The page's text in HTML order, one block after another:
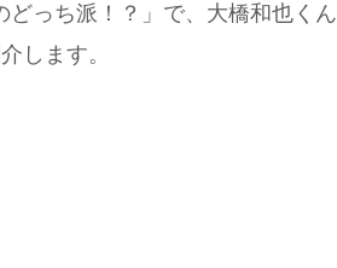
っち派！？」で、大橋和也くん
します。